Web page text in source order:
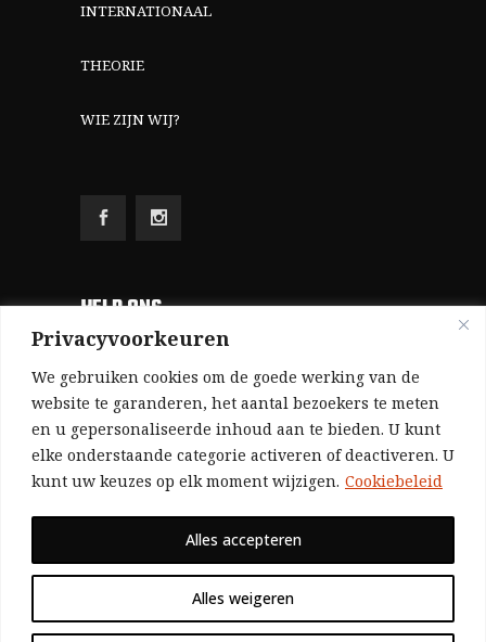
Privacyvoorkeuren
We gebruiken cookies om de goede werking van de
website te garanderen, het aantal bezoekers te meten
en u gepersonaliseerde inhoud aan te bieden. U kunt
elke onderstaande categorie activeren of deactiveren. U
kunt uw keuzes op elk moment wijzigen. Cookiebeleid
Alles weigeren
Alles accepteren
INTERNATIONAAL
THEORIE
WIE ZIJN WIJ?
HELP ONS
Aangezien we volledig zelf gefinancierd zijn
(zonder subsidies, zonder commerciële
advertenties en zonder rijke sponsors), zijn we
voor de publicatie van ons tijdschrift uitsluitend
afhankelijk van de financiële steun van onze
Bij voorbaat dank voor uw solidariteit.